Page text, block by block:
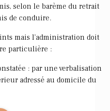
selon le barème du retrait
de conduire.
mais l'administration doit
particulière :
: par une verbalisation
adressé au domicile du